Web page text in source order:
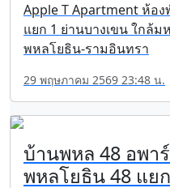
Apple T Apartment ห้อ
แยก 1 ย่านบางเขน ใกล้
พหลโยธิน-รามอินทรา
29 พฤษภาคม 2569 23:48 น.
บ้านพหล 48 อพา
พหลโยธิน 48 แย